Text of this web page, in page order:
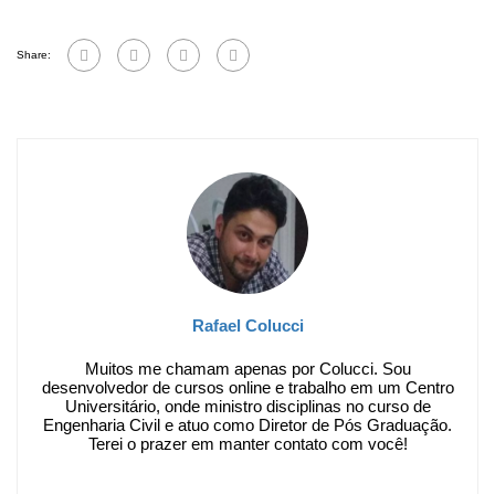
Share:
Rafael Colucci
Muitos me chamam apenas por Colucci. Sou
desenvolvedor de cursos online e trabalho em um Centro
Universitário, onde ministro disciplinas no curso de
Engenharia Civil e atuo como Diretor de Pós Graduação.
Terei o prazer em manter contato com você!